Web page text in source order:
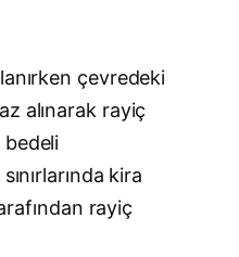
çevredeki
alınarak rayiç
bedeli
kira
rayiç